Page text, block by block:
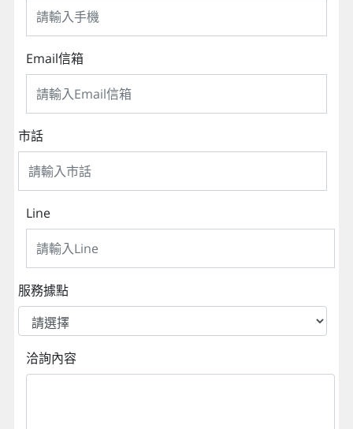
Email信箱
市話
Line
服務據點
洽詢內容